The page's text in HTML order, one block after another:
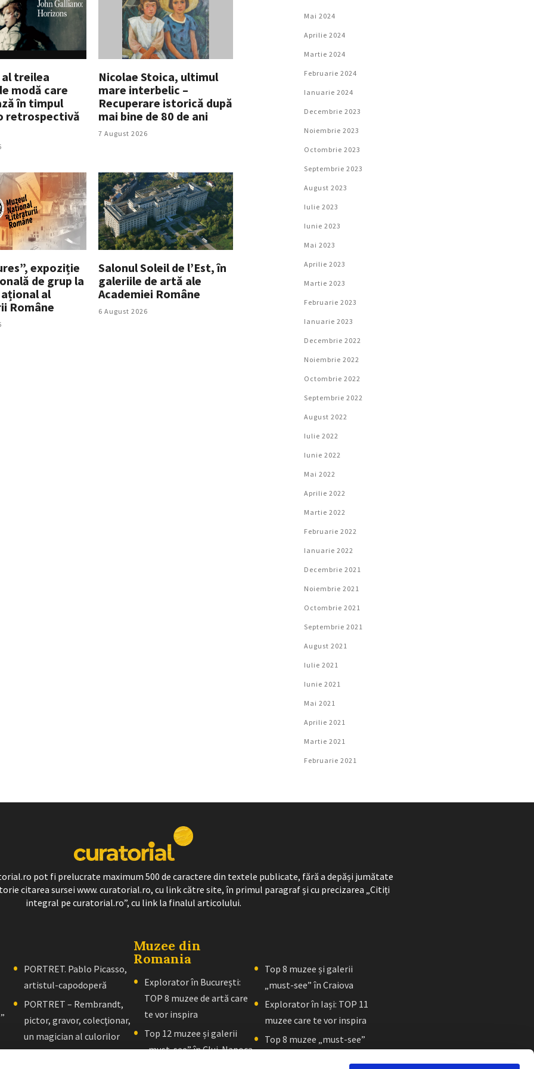
treilea
modă care
în timpul
retrospectivă
Nicolae Stoica, ultimul
mare interbelic –
Recuperare istorică după
mai bine de 80 de ani
7 August 2026
expoziție
de grup la
al
Române
Salonul Soleil de l’Est, în
galeriile de artă ale
Academiei Române
6 August 2026
Mai 2024
Aprilie 2024
Martie 2024
Februarie 2024
Ianuarie 2024
Decembrie 2023
Noiembrie 2023
Octombrie 2023
Septembrie 2023
August 2023
Iulie 2023
Iunie 2023
Mai 2023
Aprilie 2023
Martie 2023
Februarie 2023
Ianuarie 2023
Decembrie 2022
Noiembrie 2022
Octombrie 2022
Septembrie 2022
August 2022
Iulie 2022
Iunie 2022
Mai 2022
Aprilie 2022
Martie 2022
Februarie 2022
Ianuarie 2022
Decembrie 2021
Noiembrie 2021
Octombrie 2021
Septembrie 2021
August 2021
Iulie 2021
Iunie 2021
Mai 2021
Aprilie 2021
Martie 2021
Februarie 2021
pot fi prelucrate maximum 500 de caractere din textele publicate, fără a depăși jumătate
citarea sursei www. curatorial.ro, cu link către site, în primul paragraf și cu precizarea „Citiți
integral pe curatorial.ro”, cu link la finalul articolului.
PORTRET. Pablo Picasso,
artistul-capodoperă
PORTRET – Rembrandt,
pictor, gravor, colecţionar,
un magician al culorilor
Muzee din
Romania
Explorator în București:
TOP 8 muzee de artă care
te vor inspira
Top 12 muzee și galerii
„must-see” în Cluj-Napoca
Top 8 muzee și galerii
„must-see” în Craiova
Explorator în Iași: TOP 11
muzee care te vor inspira
Top 8 muzee „must-see”